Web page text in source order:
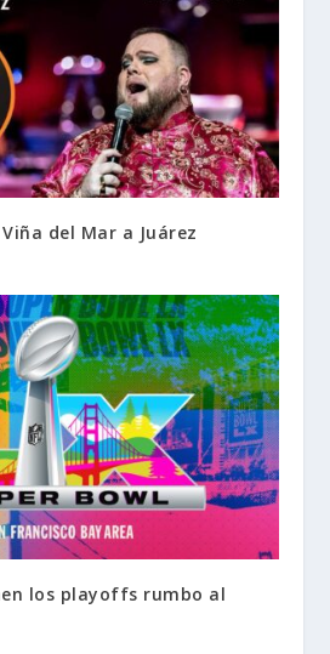
del Mar a Juárez
los playoffs rumbo al